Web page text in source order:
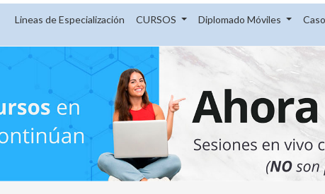
Lineas de Especialización CURSOS Diplomado Móviles